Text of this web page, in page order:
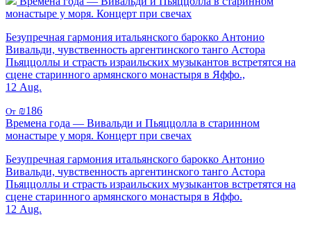
монастыре у моря. Концерт при свечах
Безупречная гармония итальянского барокко Антонио
Вивальди, чувственность аргентинского танго Астора
Пьяццоллы и страсть израильских музыкантов встретятся на
сцене старинного армянского монастыря в Яффо.,
12 Aug.
От ₪186
Времена года — Вивальди и Пьяццолла в старинном
монастыре у моря. Концерт при свечах
Безупречная гармония итальянского барокко Антонио
Вивальди, чувственность аргентинского танго Астора
Пьяццоллы и страсть израильских музыкантов встретятся на
сцене старинного армянского монастыря в Яффо.
12 Aug.